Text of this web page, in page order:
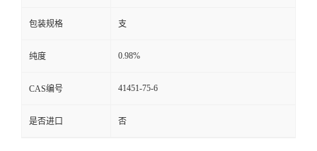
包装规格 支
纯度 0.98%
CAS编号 41451-75-6
是否进口 否